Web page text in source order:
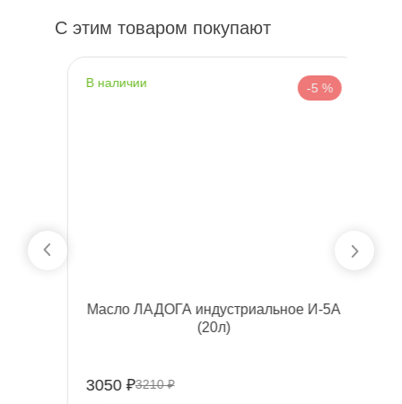
С этим товаром покупают
наличии -5 %
Масло ЛАДОГА индустриальное И-5А
(20л)
3050 ₽ 3210 ₽